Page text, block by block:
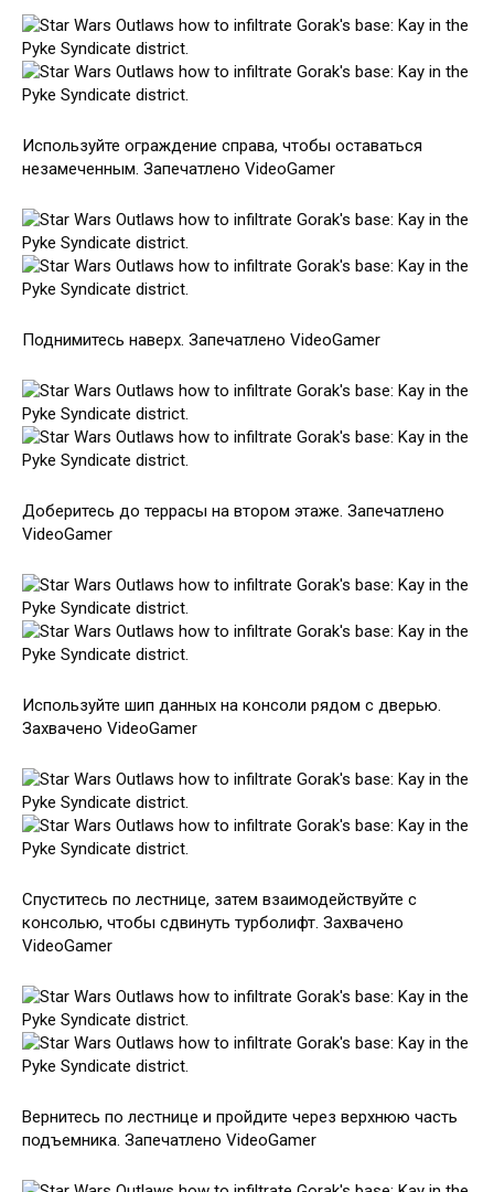
Используйте ограждение справа, чтобы оставаться
незамеченным. Запечатлено VideoGamer
Поднимитесь наверх. Запечатлено VideoGamer
Доберитесь до террасы на втором этаже. Запечатлено
VideoGamer
Используйте шип данных на консоли рядом с дверью.
Захвачено VideoGamer
Спуститесь по лестнице, затем взаимодействуйте с
консолью, чтобы сдвинуть турболифт. Захвачено
VideoGamer
Вернитесь по лестнице и пройдите через верхнюю часть
подъемника. Запечатлено VideoGamer